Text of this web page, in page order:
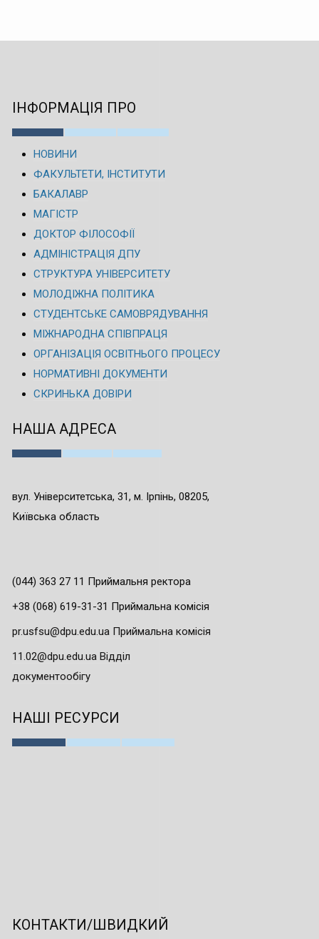
ІНФОРМАЦІЯ ПРО
НОВИНИ
ФАКУЛЬТЕТИ, ІНСТИТУТИ
БАКАЛАВР
МАГІСТР
ДОКТОР ФІЛОСОФІЇ
АДМІНІСТРАЦІЯ ДПУ
СТРУКТУРА УНІВЕРСИТЕТУ
МОЛОДІЖНА ПОЛІТИКА
СТУДЕНТСЬКЕ САМОВРЯДУВАННЯ
МІЖНАРОДНА СПІВПРАЦЯ
ОРГАНІЗАЦІЯ ОСВІТНЬОГО ПРОЦЕСУ
НОРМАТИВНІ ДОКУМЕНТИ
СКРИНЬКА ДОВІРИ
НАША АДРЕСА
вул. Університетська, 31, м. Ірпінь, 08205,
Київська область
(044) 363 27 11 Приймальня ректора
+38 (068) 619-31-31 Приймальна комісія
pr.usfsu@dpu.edu.ua Приймальна комісія
11.02@dpu.edu.ua Відділ
документообігу
НАШІ РЕСУРСИ
КОНТАКТИ/ШВИДКИЙ